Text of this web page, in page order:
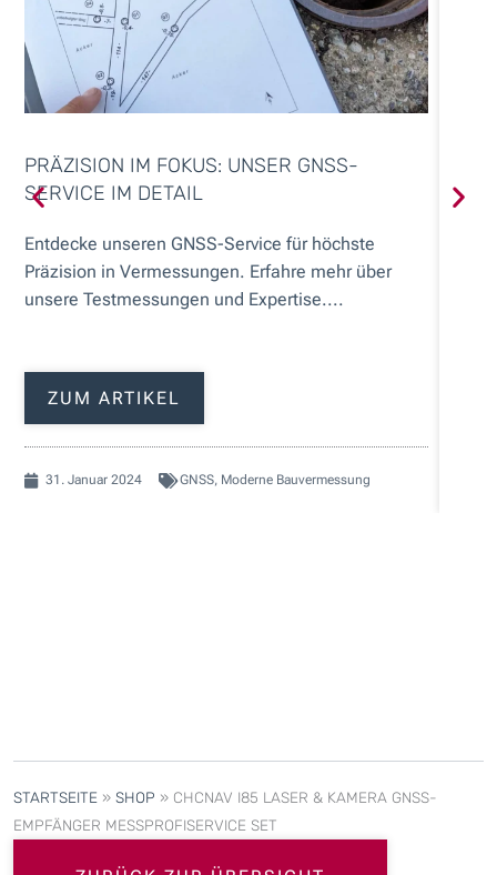
PRÄZISION IM FOKUS: UNSER GNSS-
SERVICE IM DETAIL
Entdecke unseren GNSS-Service für höchste
Präzision in Vermessungen. Erfahre mehr über
unsere Testmessungen und Expertise....
ZUM ARTIKEL
31. Januar 2024 GNSS, Moderne Bauvermessung
STARTSEITE » SHOP » CHCNAV I85 LASER & KAMERA GNSS-
EMPFÄNGER MESSPROFISERVICE SET